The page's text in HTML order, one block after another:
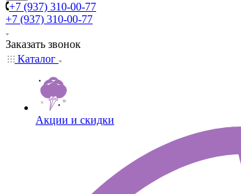
+7 (937) 310-00-77
+7 (937) 310-00-77
Заказать звонок
Каталог
Акции и скидки